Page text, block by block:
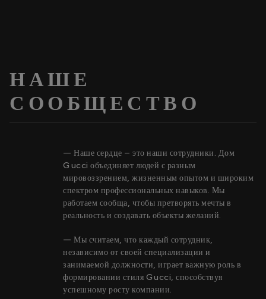
НАШЕ
СООБЩЕСТВО
— Наше сердце – это наши сотрудники. Дом
Gucci объединяет людей с разным
мировоззрением, жизненным опытом и широким
спектром профессиональных навыков. Мы
работаем сообща, чтобы претворять мечты в
реальность и создавать объекты желаний.
— Мы считаем, что каждый сотрудник,
независимо от своей специализации и
занимаемой должности, играет важную роль в
формировании стиля Gucci, способствуя
успешному росту компании.